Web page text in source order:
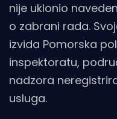
nije uklonio
o zabrani rada.
izvida Pomorska
inspektoratu,
nadzora
usluga.